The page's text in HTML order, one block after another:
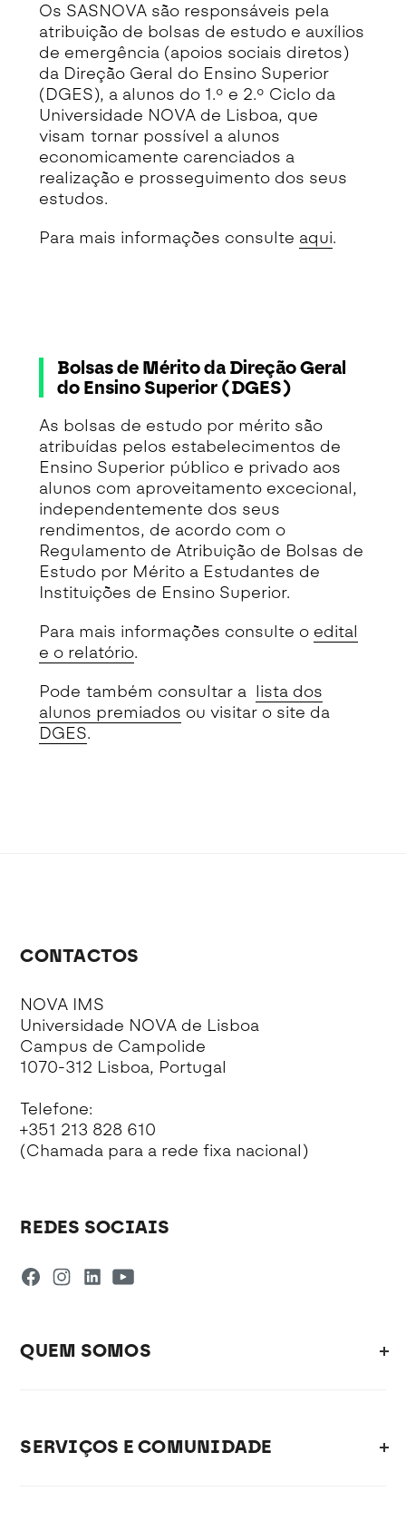
Os SASNOVA são responsáveis pela
atribuição de bolsas de estudo e auxílios
de emergência (apoios sociais diretos)
da Direção Geral do Ensino Superior
(DGES), a alunos do 1.º e 2.º Ciclo da
Universidade NOVA de Lisboa, que
visam tornar possível a alunos
economicamente carenciados a
realização e prosseguimento dos seus
estudos.
Para mais informações consulte aqui.
Bolsas de Mérito da Direção Geral
do Ensino Superior (DGES)
As bolsas de estudo por mérito são
atribuídas pelos estabelecimentos de
Ensino Superior público e privado aos
alunos com aproveitamento excecional,
independentemente dos seus
rendimentos, de acordo com o
Regulamento de Atribuição de Bolsas de
Estudo por Mérito a Estudantes de
Instituições de Ensino Superior.
Para mais informações consulte o edital
e o relatório.
Pode também consultar a lista dos
alunos premiados ou visitar o site da
DGES.
CONTACTOS
NOVA IMS
Universidade NOVA de Lisboa
Campus de Campolide
1070-312 Lisboa, Portugal
Telefone:
+351 213 828 610
(Chamada para a rede fixa nacional)
REDES SOCIAIS
QUEM SOMOS
SERVIÇOS E COMUNIDADE